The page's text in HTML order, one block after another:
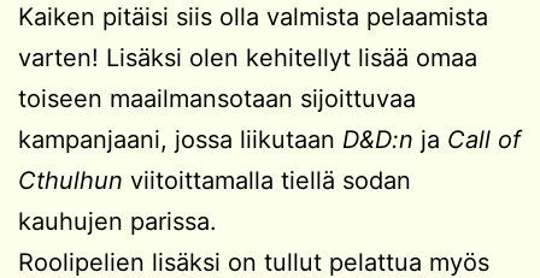
Kaiken pitäisi siis olla valmista pelaamista
varten! Lisäksi olen kehitellyt lisää omaa
toiseen maailmansotaan sijoittuvaa
kampanjaani, jossa liikutaan D&D:n ja Call of
Cthulhun viitoittamalla tiellä sodan
kauhujen parissa.
Roolipelien lisäksi on tullut pelattua myös